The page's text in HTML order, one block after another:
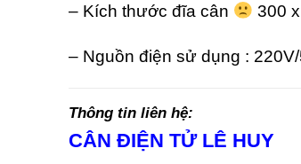
– Kích thước đĩa cân 300
– Nguồn điện sử dụng :
Thông tin liên hệ:
CÂN ĐIỆN TỬ LÊ HUY